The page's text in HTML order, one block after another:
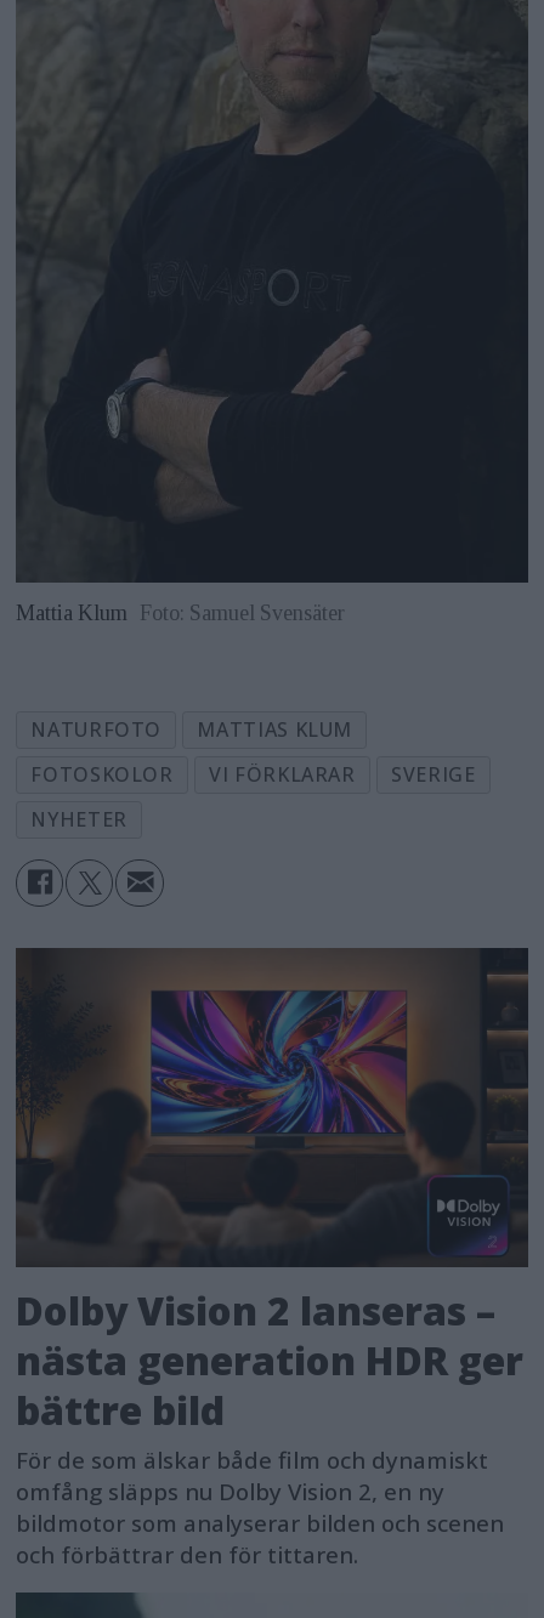
Mattia Klum Foto: Samuel Svensäter
NATURFOTO
MATTIAS KLUM
FOTOSKOLOR
VI FÖRKLARAR
SVERIGE
NYHETER
Dolby Vision 2 lanseras –
nästa generation HDR ger
bättre bild
För de som älskar både film och dynamiskt
omfång släpps nu Dolby Vision 2, en ny
bildmotor som analyserar bilden och scenen
och förbättrar den för tittaren.